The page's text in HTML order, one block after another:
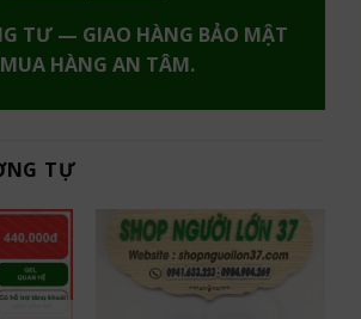
TƯ — GIAO HÀNG BẢO MẬT
HÀNG AN TÂM.
TỰ